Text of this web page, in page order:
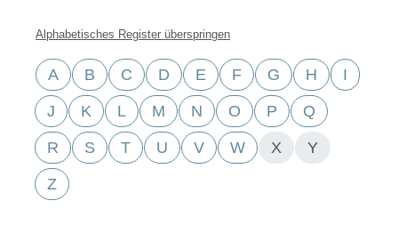
Alphabetisches Register überspringen
A B C D E F G H I
J K L M N O P Q
R S T U V W X Y
Z